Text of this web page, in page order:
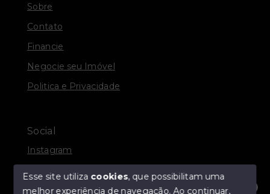
Sobre
Contato
Financie
Negocie seu Imóvel
Politica e Privacidade
Social
Instagram
Esse site utiliza cookies, que possibilitam uma
melhor experiência de navegação.Ao continuar,